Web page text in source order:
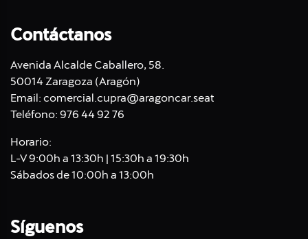
Contáctanos
Avenida Alcalde Caballero, 58.
50014 Zaragoza (Aragón)
Email: comercial.cupra@aragoncar.seat
Teléfono: 976 44 92 76
Horario:
L-V 9:00h a 13:30h | 15:30h a 19:30h
Sábados de 10:00h a 13:00h
Síguenos